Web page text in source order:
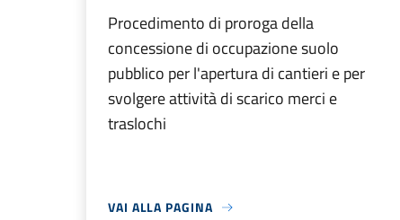
Procedimento di proroga della
concessione di occupazione suolo
pubblico per l'apertura di cantieri e per
svolgere attività di scarico merci e
traslochi
VAI ALLA PAGINA